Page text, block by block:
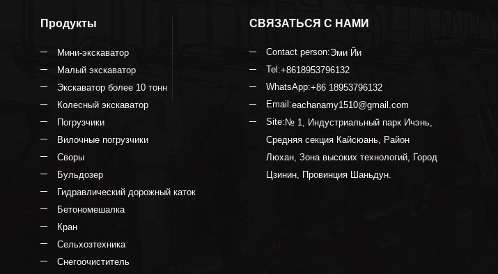
Продукты
Мини-экскаватор
Малый экскаватор
Экскаватор более 10 тонн
Колесный экскаватор
Погрузчики
Вилочные погрузчики
Своры
Бульдозер
Гидравлический дорожный каток
Бетономешалка
Кран
Сельхозтехника
Снегоочиститель
СВЯЗАТЬСЯ С НАМИ
Contact person:Эми Йи
Tel:+8618953796132
WhatsApp:+86 18953796132
Email:eachanamy1510@gmail.com
Site:№ 1, Индустриальный парк Ичэнь,
Средняя секция Кайсюань, Район
Люхан, Зона высоких технологий, Город
Цзинин, Провинция Шаньдун.